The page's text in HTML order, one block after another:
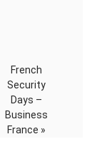
French
Security
Days –
Business
France »